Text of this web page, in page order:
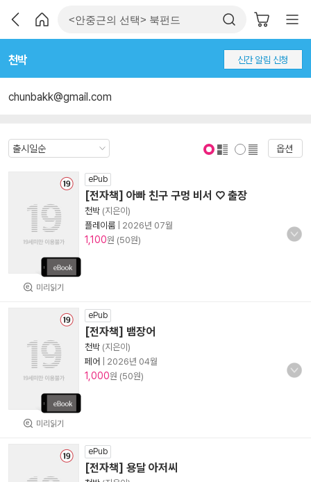
천박 신간 알림 신청
chunbakk@gmail.com
옵션
미리읽기
ePub
[전자책] 아빠 친구 구멍 비서 ♡ 출장
천박 (지은이)
플레이룸
2026년 07월
1,100원 (50원)
미리읽기
ePub
[전자책] 뱀장어
천박 (지은이)
페어
2026년 04월
1,000원 (50원)
ePub
[전자책] 용달 아저씨